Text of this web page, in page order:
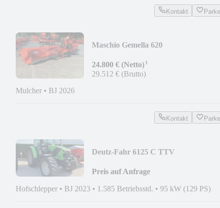
Kontakt
Maschio Gemella 620
24.800 € (Netto)¹
29.512 € (Brutto)
Mulcher • BJ 2026
Kontakt
Deutz-Fahr 6125 C TTV
Preis auf Anfrage
Hofschlepper • BJ 2023 • 1.585 Betriebsstd. • 95 kW (129 PS)